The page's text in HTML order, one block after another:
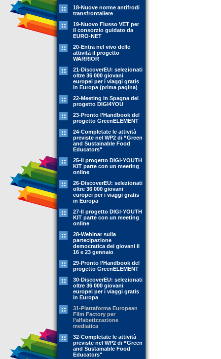
18-Nuove norme antifrodi
transfrontaliere
19-Nuovo Flusso VET per
il consorzio guidato da
EURO-NET
20-Entra nel vivo delle
attività il progetto
WARRIOR
21-DiscoverEU: selezionati
oltre 36 000 giovani
europei per i viaggi gratis
in Europa (prima pagina)
22-Meeting in Spagna del
progetto DIGI4YOU
23-Pronto l’Handbook del
progetto GreenELEMENT
24-Completate le attività
previste nel WP2 di “Green
and Sustainable Food
Educators"
25-Il progetto DIGI-YOUTH
KIT parte con un meeting
online
26-DiscoverEU: selezionati
oltre 36 000 giovani
europei per i viaggi gratis
in Europa
27-Il progetto DIGI-YOUTH
KIT parte con un meeting
online
28-Webinar sulla
partecipazione
democratica dei giovani il
16 e 23 gennaio
29-Pronto l’Handbook del
progetto GreenELEMENT
30-DiscoverEU: selezionati
oltre 36 000 giovani
europei per i viaggi gratis
in Europa
31-Piattaforma European
Film Factory per
l’alfabetizzazione
mediatica
32-Completate le attività
previste nel WP2 di “Green
and Sustainable Food
Educators"